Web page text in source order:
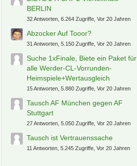
BERLIN
32 Antworten, 6.264 Zugriffe, Vor 20 Jahren
Abzocker Auf Tooor?
31 Antworten, 5.150 Zugriffe, Vor 20 Jahren
Suche 1xFinale, Biete ein Paket für
alle Werder-CL-Vorrunden-
Heimspiele+Wertausgleich
15 Antworten, 5.880 Zugriffe, Vor 20 Jahren
Tausch AF München gegen AF
Stuttgart
27 Antworten, 5.050 Zugriffe, Vor 20 Jahren
Tausch ist Vertrauenssache
11 Antworten, 5.245 Zugriffe, Vor 20 Jahren